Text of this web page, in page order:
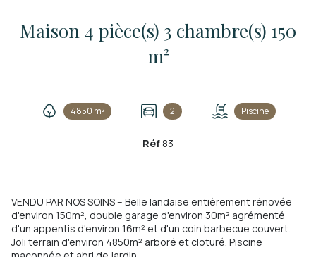
Maison 4 pièce(s) 3 chambre(s) 150
m²
4850 m² 2 Piscine
Réf 83
VENDU PAR NOS SOINS – Belle landaise entièrement rénovée
d'environ 150m², double garage d'environ 30m² agrémenté
d'un appentis d'environ 16m² et d'un coin barbecue couvert.
Joli terrain d'environ 4850m² arboré et cloturé. Piscine